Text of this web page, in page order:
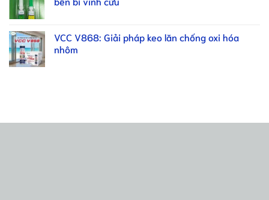
VCC V868: Giải pháp keo lăn chống oxi hóa
nhôm